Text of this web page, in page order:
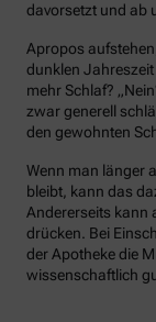
davorsetzt und ab
Apropos
dunklen
mehr Schlaf?
zwar generell
den gewohnten
Wenn man länger
bleibt, kann das
Andererseits kann
drücken. Bei
der Apotheke die
wissenschaftlich